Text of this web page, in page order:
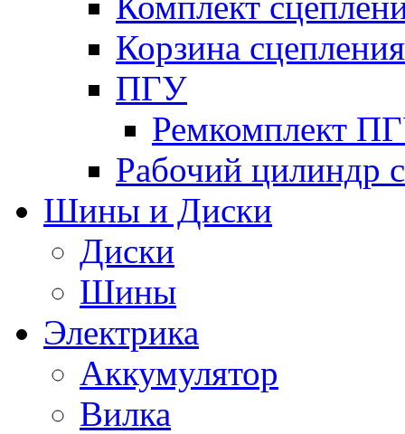
Корзина сцепления
ПГУ
Ремкомплект
Рабочий цилиндр
Шины и Диски
Диски
Шины
Электрика
Аккумулятор
Вилка